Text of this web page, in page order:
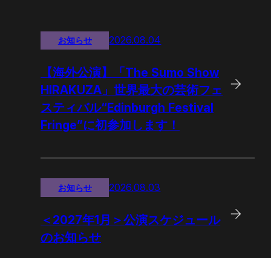
お知らせ 2026.08.04
【海外公演】「The Sumo Show
HIRAKUZA」世界最大の芸術フェ
スティバル“Edinburgh Festival
Fringe”に初参加します！
お知らせ 2026.08.03
＜2027年1月＞公演スケジュール
のお知らせ